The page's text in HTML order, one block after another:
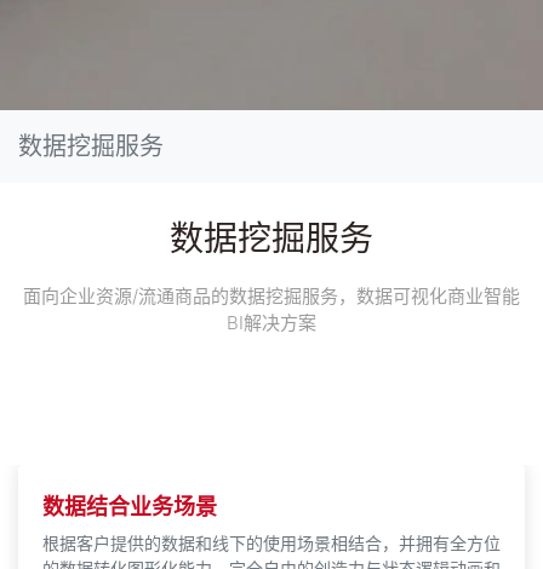
数据挖掘服务
数据挖掘服务
面向企业资源/流通商品的数据挖掘服务，数据可视化商业智能
BI解决方案
数据结合业务场景
根据客户提供的数据和线下的使用场景相结合，并拥有全方位